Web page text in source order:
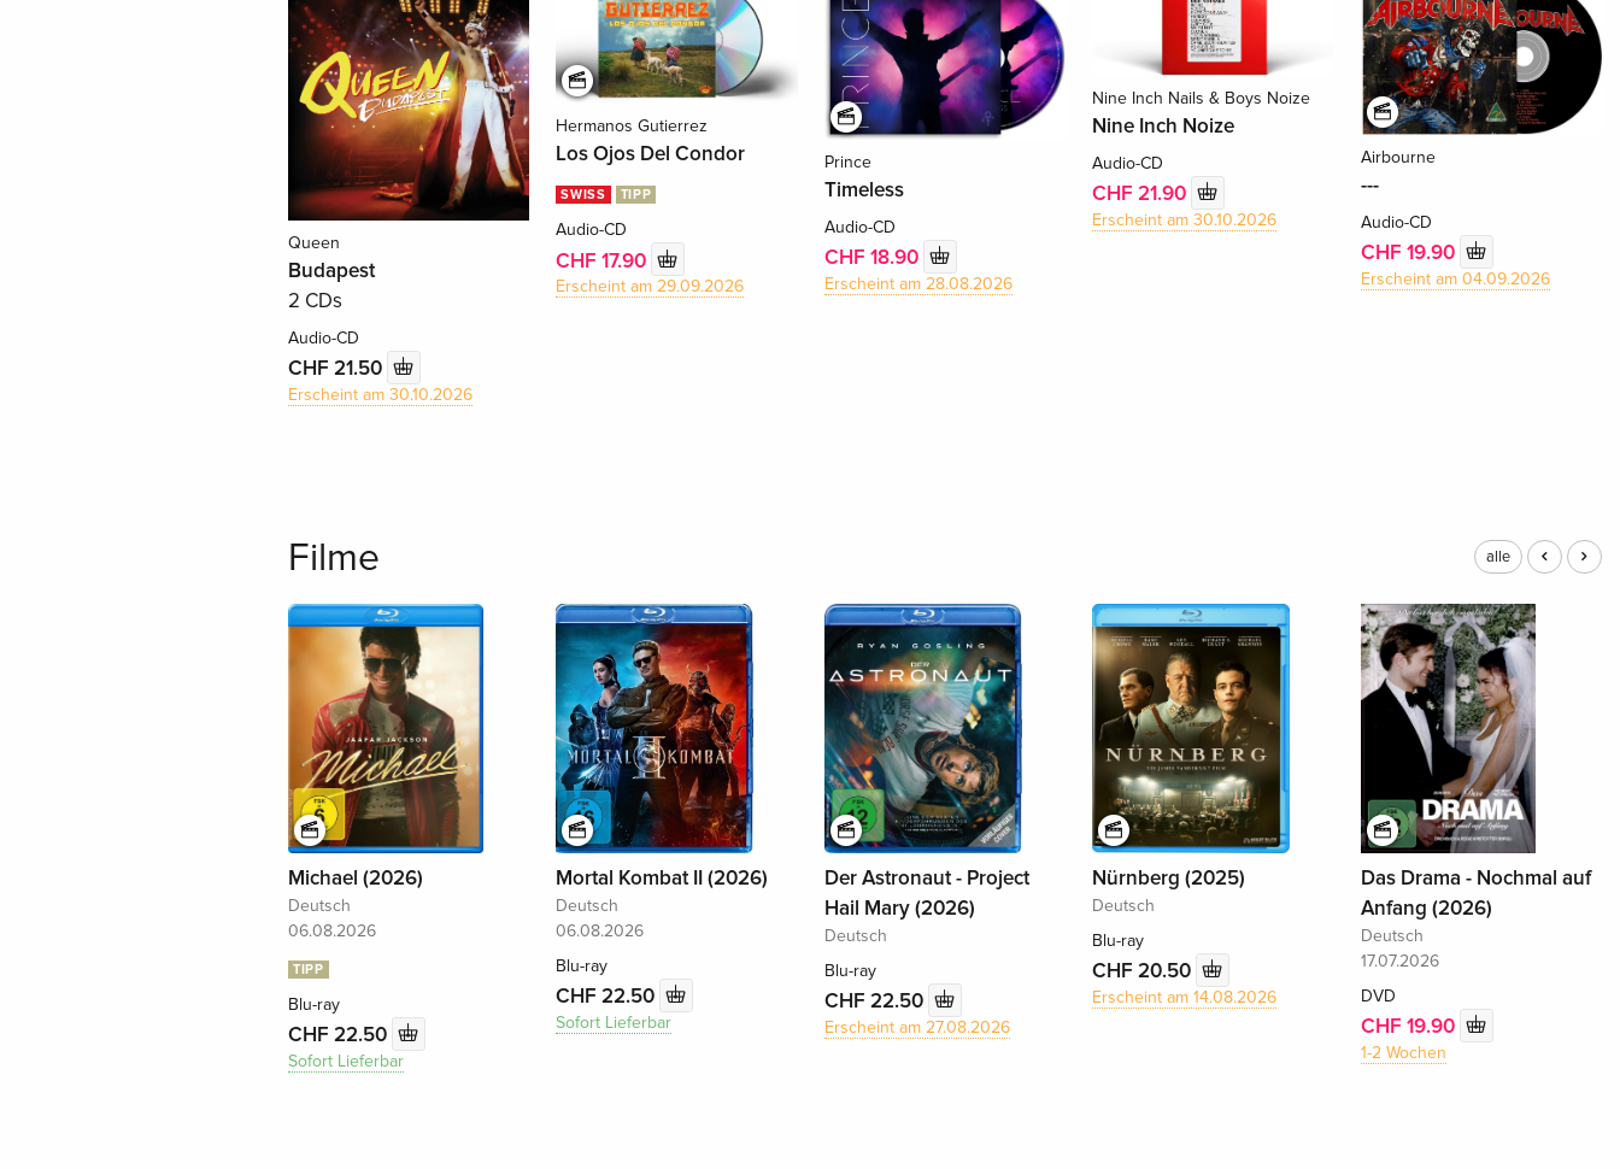
Queen
Budapest
2 CDs
Audio-CD
CHF 21.50
Erscheint am 30.10.2026
Hermanos Gutierrez
Los Ojos Del Condor
SWISS TIPP
Audio-CD
CHF 17.90
Erscheint am 29.09.2026
Prince
Timeless
Audio-CD
CHF 18.90
Erscheint am 28.08.2026
Nine Inch Nails & Boys Noize
Nine Inch Noize
Audio-CD
CHF 21.90
Erscheint am 30.10.2026
Airbourne
---
Audio-CD
CHF 19.90
Erscheint am 04.09.2026
Filme alle
Michael (2026)
Deutsch
06.08.2026
TIPP
Blu-ray
CHF 22.50
Sofort Lieferbar
Mortal Kombat II (2026)
Deutsch
06.08.2026
Blu-ray
CHF 22.50
Sofort Lieferbar
Der Astronaut - Project
Hail Mary (2026)
Deutsch
Blu-ray
CHF 22.50
Erscheint am 27.08.2026
Nürnberg (2025)
Deutsch
Blu-ray
CHF 20.50
Erscheint am 14.08.2026
Das Drama - Nochmal auf
Anfang (2026)
Deutsch
17.07.2026
DVD
CHF 19.90
1-2 Wochen